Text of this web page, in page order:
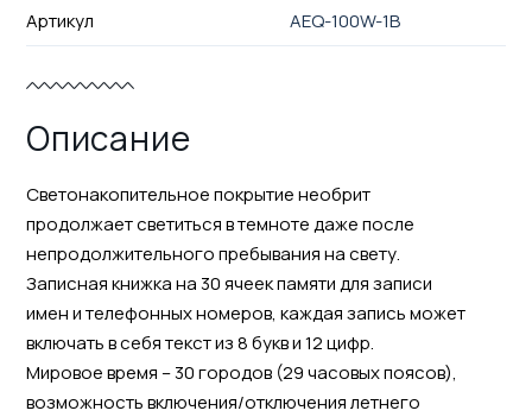
Артикул
AEQ-100W-1B
Описание
Светонакопительное покрытие необрит
продолжает светиться в темноте даже после
непродолжительного пребывания на свету.
Записная книжка на 30 ячеек памяти для записи
имен и телефонных номеров, каждая запись может
включать в себя текст из 8 букв и 12 цифр.
Мировое время – 30 городов (29 часовых поясов),
возможность включения/отключения летнего